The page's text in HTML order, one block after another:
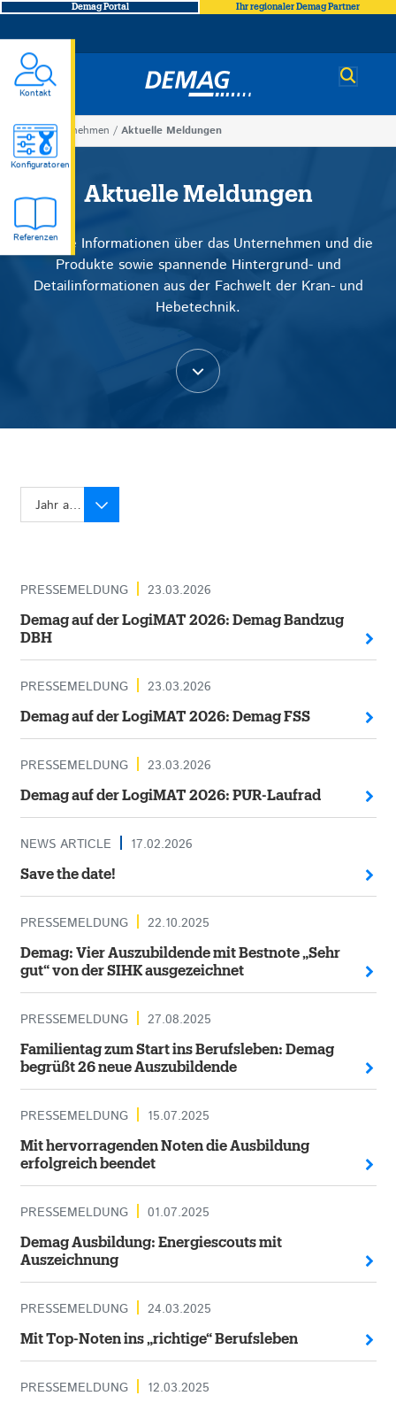
Demag Portal Ihr regionaler Demag Partner
Demag
You
are
here
Unternehmen Aktuelle Meldungen
Kontakt
Konfiguratoren
Referenzen
Aktuelle
Meldungen
Aktuelle Meldungen
Neueste Informationen über das Unternehmen und die
Produkte sowie spannende Hintergrund- und
Detailinformationen aus der Fachwelt der Kran- und
Hebetechnik.
Jahr auswählen
PRESSEMELDUNG 23.03.2026
Demag auf der LogiMAT 2026: Demag Bandzug
DBH
PRESSEMELDUNG 23.03.2026
Demag auf der LogiMAT 2026: Demag FSS
PRESSEMELDUNG 23.03.2026
Demag auf der LogiMAT 2026: PUR-Laufrad
NEWS ARTICLE 17.02.2026
Save the date!
PRESSEMELDUNG 22.10.2025
Demag: Vier Auszubildende mit Bestnote „Sehr
gut“ von der SIHK ausgezeichnet
PRESSEMELDUNG 27.08.2025
Familientag zum Start ins Berufsleben: Demag
begrüßt 26 neue Auszubildende
PRESSEMELDUNG 15.07.2025
Mit hervorragenden Noten die Ausbildung
erfolgreich beendet
PRESSEMELDUNG 01.07.2025
Demag Ausbildung: Energiescouts mit
Auszeichnung
PRESSEMELDUNG 24.03.2025
Mit Top-Noten ins „richtige“ Berufsleben
PRESSEMELDUNG 12.03.2025